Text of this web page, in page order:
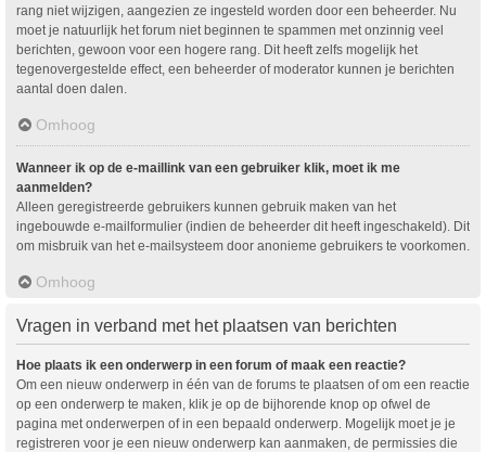
rang niet wijzigen, aangezien ze ingesteld worden door een beheerder. Nu
moet je natuurlijk het forum niet beginnen te spammen met onzinnig veel
berichten, gewoon voor een hogere rang. Dit heeft zelfs mogelijk het
tegenovergestelde effect, een beheerder of moderator kunnen je berichten
aantal doen dalen.
Omhoog
Wanneer ik op de e-maillink van een gebruiker klik, moet ik me
aanmelden?
Alleen geregistreerde gebruikers kunnen gebruik maken van het
ingebouwde e-mailformulier (indien de beheerder dit heeft ingeschakeld). Dit
om misbruik van het e-mailsysteem door anonieme gebruikers te voorkomen.
Omhoog
Vragen in verband met het plaatsen van berichten
Hoe plaats ik een onderwerp in een forum of maak een reactie?
Om een nieuw onderwerp in één van de forums te plaatsen of om een reactie
op een onderwerp te maken, klik je op de bijhorende knop op ofwel de
pagina met onderwerpen of in een bepaald onderwerp. Mogelijk moet je je
registreren voor je een nieuw onderwerp kan aanmaken, de permissies die